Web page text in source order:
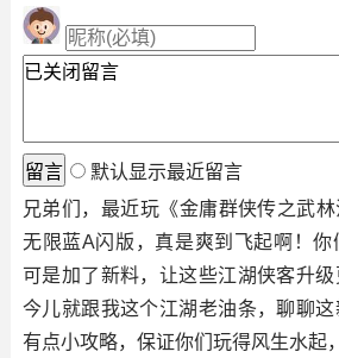
默认显示最近留言
兄弟们，最近玩《金庸群侠传之武
无限蓝A闪版，真是爽到飞起啊！
可是加了新料，让这些江湖侠客升级
今儿就跟我这个江湖老油条，聊聊
有点小攻略，保证你们玩得风生水起